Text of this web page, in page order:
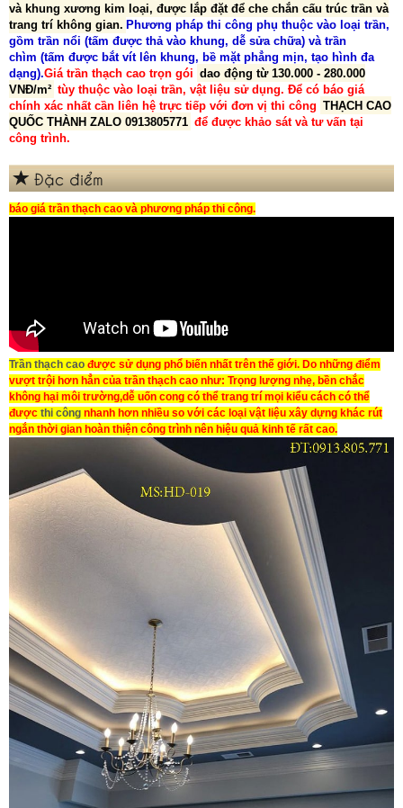
và khung xương kim loại, được lắp đặt để che chắn cấu trúc trần và
trang trí không gian. Phương pháp thi công phụ thuộc vào loại trần,
gồm trần nổi (tấm được thả vào khung, dễ sửa chữa) và trần
chìm (tấm được bắt vít lên khung, bề mặt phẳng mịn, tạo hình đa
dạng).Giá trần thạch cao trọn gói dao động từ 130.000 - 280.000
VNĐ/m² tùy thuộc vào loại trần, vật liệu sử dụng. Để có báo giá
chính xác nhất cần liên hệ trực tiếp với đơn vị thi công THẠCH CAO
QUỐC THÀNH ZALO 0913805771 để được khảo sát và tư vấn tại
công trình.
Đặc điểm
báo giá trần thạch cao và phương pháp thi công.
Trần thạch cao được sử dụng phổ biến nhất trên thế giới. Do những điểm
vượt trội hơn hẳn của trần thạch cao như: Trọng lượng nhẹ, bền chắc
không hại môi trường,dễ uốn cong có thể trang trí mọi kiểu cách có thể
được thi công nhanh hơn nhiều so với các loại vật liệu xây dựng khác rút
ngắn thời gian hoàn thiện công trình nên hiệu quả kinh tế rất cao.